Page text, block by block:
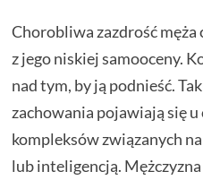
Chorobliwa zazdrość męża
z jego niskiej samooceny.
nad tym, by ją podnieść.
zachowania pojawiają się
kompleksów związanych
lub inteligencją.